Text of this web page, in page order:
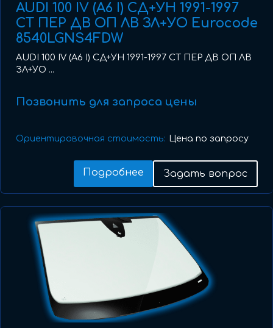
AUDI 100 IV (A6 I) СД+УН 1991-1997
СТ ПЕР ДВ ОП ЛВ ЗЛ+УО Eurocode
8540LGNS4FDW
AUDI 100 IV (A6 I) СД+УН 1991-1997 СТ ПЕР ДВ ОП ЛВ
ЗЛ+УО ...
Позвонить для запроса цены
Ориентировочная стоимость: Цена по запросу
Подробнее Задать вопрос